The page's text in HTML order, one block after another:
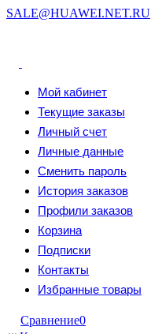
SALE@HUAWEI.NET.RU
Мой кабинет
Текущие заказы
Личный счет
Личные данные
Сменить пароль
История заказов
Профили заказов
Корзина
Подписки
Контакты
Избранные товары
Сравнение0